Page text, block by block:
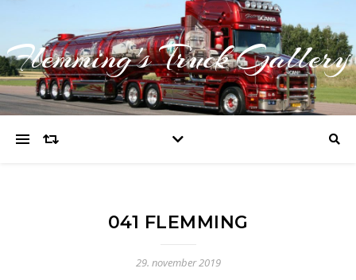
Flemming's Truck Gallery
041 FLEMMING
29. november 2019